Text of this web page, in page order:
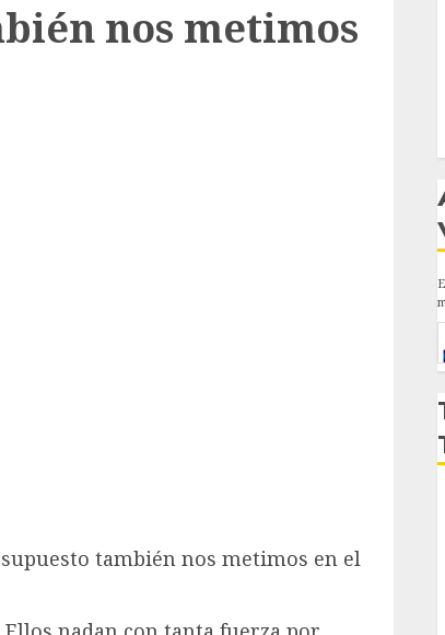
nos metimos
también nos metimos en el